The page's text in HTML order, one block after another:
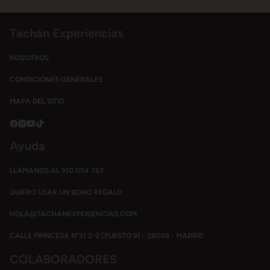
NOSOTROS
CONDICIONES GENERALES
MAPA DEL SITIO
LLÁMANOS AL 910 054 767
QUIERO USAR UN BONO REGALO
HOLA@TACHANEXPERIENCIAS.COM
CALLE PRINCESA Nº31 2-2 (PUESTO 9) - 28008 - MADRID